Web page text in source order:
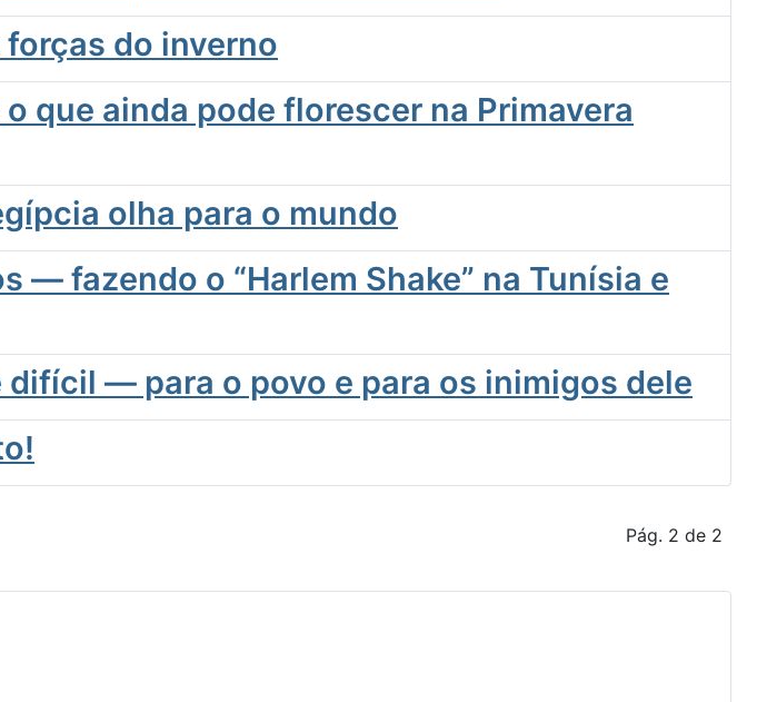
do inverno
que ainda pode florescer na Primavera
olha para o mundo
— fazendo o “Harlem Shake” na Tunísia e
— para o povo e para os inimigos dele
Pág. 2 de 2